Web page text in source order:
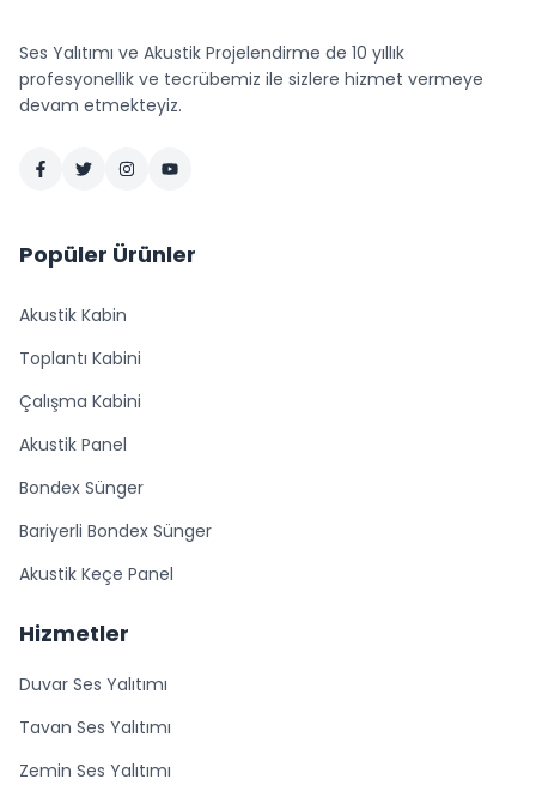
Ses Yalıtımı ve Akustik Projelendirme de 10 yıllık
profesyonellik ve tecrübemiz ile sizlere hizmet vermeye
devam etmekteyiz.
Popüler Ürünler
Akustik Kabin
Toplantı Kabini
Çalışma Kabini
Akustik Panel
Bondex Sünger
Bariyerli Bondex Sünger
Akustik Keçe Panel
Hizmetler
Duvar Ses Yalıtımı
Tavan Ses Yalıtımı
Zemin Ses Yalıtımı